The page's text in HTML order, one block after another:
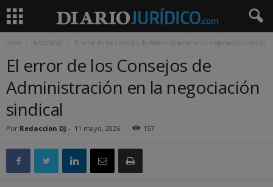
Inicio Actualidad El error de los Consejos de Administración en la negociación sindical
El error de los Consejos de
Administración en la negociación
sindical
Por Redaccion DJ - 11 mayo, 2026 157